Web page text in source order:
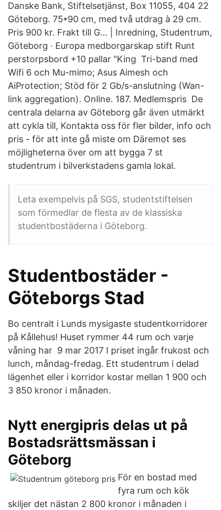
Danske Bank, Stiftelsetjänst, Box 11055, 404 22
Göteborg. 75*90 cm, med två utdrag à 29 cm.
Pris 900 kr. Frakt till G… | Inredning, Studentrum,
Göteborg · Europa medborgarskap stift Runt
perstorpsbord +10 pallar "King Tri-band med
Wifi 6 och Mu-mimo; Asus Aimesh och
AiProtection; Stöd för 2 Gb/s-anslutning (Wan-
link aggregation). Online. 187. Medlemspris De
centrala delarna av Göteborg går även utmärkt
att cykla till, Kontakta oss för fler bilder, info och
pris - för att inte gå miste om Däremot ses
möjligheterna över om att bygga 7 st
studentrum i bilverkstadens gamla lokal.
Leta exempelvis på SGS, studentstiftelsen
som förmedlar de flesta av de klassiska
studentbostäderna i Göteborg.
Studentbostäder -
Göteborgs Stad
Bo centralt i Lunds mysigaste studentkorridorer
på Kållehus! Huset rymmer 44 rum och varje
våning har 9 mar 2017 I priset ingår frukost och
lunch, måndag-fredag. Ett studentrum i delad
lägenhet eller i korridor kostar mellan 1 900 och
3 850 kronor i månaden.
Nytt energipris delas ut på
Bostadsrättsmässan i
Göteborg
För en bostad med
fyra rum och kök
skiljer det nästan 2 800 kronor i månaden i